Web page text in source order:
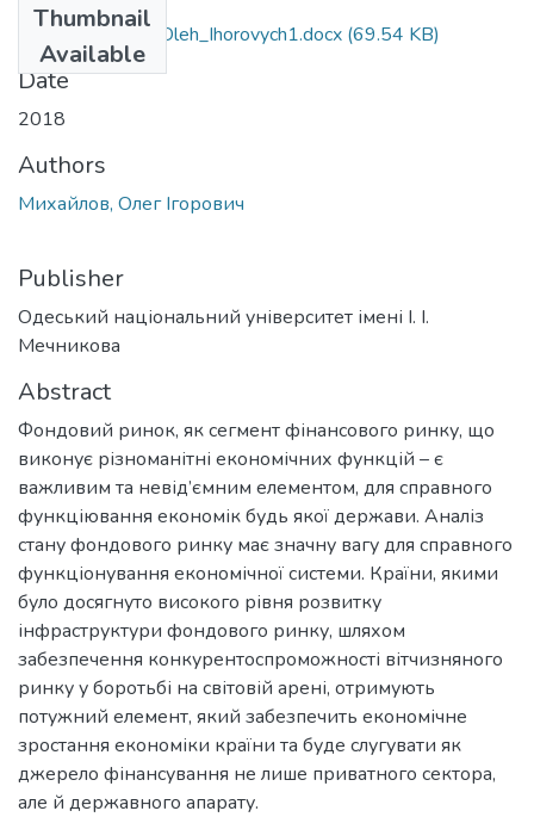
Thumbnail
Available
292_Mykhaylov_Oleh_Ihorovych1.docx (69.54 KB)
Date
2018
Authors
Михайлов, Олег Ігорович
Publisher
Одеський національний університет імені І. І.
Мечникова
Abstract
Фондовий ринок, як сегмент фінансового ринку, що
виконує різноманітні економічних функцій – є
важливим та невід’ємним елементом, для справного
функціювання економік будь якої держави. Аналіз
стану фондового ринку має значну вагу для справного
функціонування економічної системи. Країни, якими
було досягнуто високого рівня розвитку
інфраструктури фондового ринку, шляхом
забезпечення конкурентоспроможності вітчизняного
ринку у боротьбі на світовій арені, отримують
потужний елемент, який забезпечить економічне
зростання економіки країни та буде слугувати як
джерело фінансування не лише приватного сектора,
але й державного апарату.